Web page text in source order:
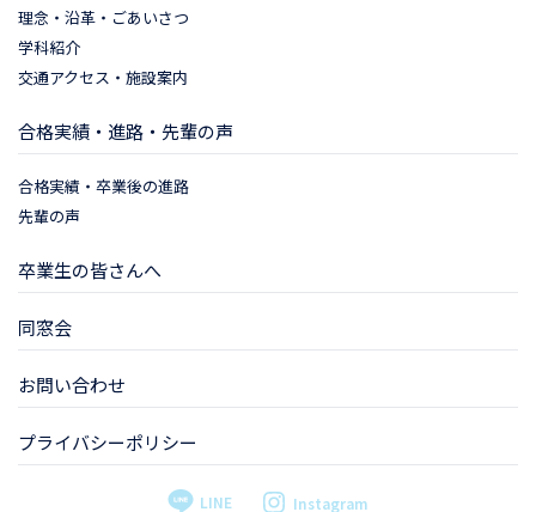
理念・沿革・ごあいさつ
学科紹介
交通アクセス・施設案内
合格実績・進路・先輩の声
合格実績・卒業後の進路
先輩の声
卒業生の皆さんへ
同窓会
お問い合わせ
プライバシーポリシー
LINE Instagram